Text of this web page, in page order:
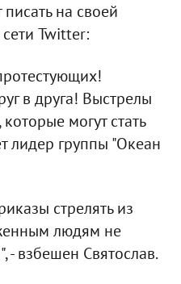
на своей
Twitter:
в друга! Выстрелы
могут стать
лидер группы "Океан
стрелять из
людям не
- взбешен Святослав.